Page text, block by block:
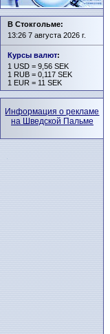
В Стокгольме:
13:26 7 августа 2026 г.
Курсы валют:
1 USD = 9,56 SEK
1 RUB = 0,117 SEK
1 EUR = 11 SEK
Информация о рекламе
на Шведской Пальме